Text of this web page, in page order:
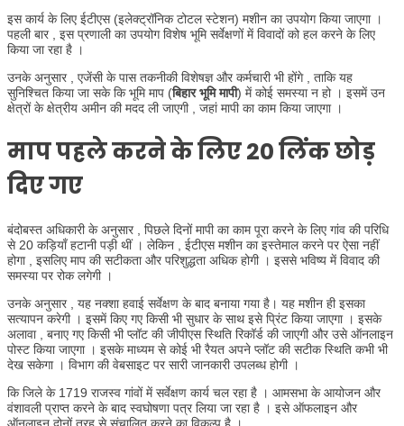
इस कार्य के लिए ईटीएस (इलेक्ट्रॉनिक टोटल स्टेशन) मशीन का उपयोग किया जाएगा ।
पहली बार , इस प्रणाली का उपयोग विशेष भूमि सर्वेक्षणों में विवादों को हल करने के लिए
किया जा रहा है ।
उनके अनुसार , एजेंसी के पास तकनीकी विशेषज्ञ और कर्मचारी भी होंगे , ताकि यह
सुनिश्चित किया जा सके कि भूमि माप (बिहार भूमि मापी) में कोई समस्या न हो । इसमें उन
क्षेत्रों के क्षेत्रीय अमीन की मदद ली जाएगी , जहां मापी का काम किया जाएगा ।
माप पहले करने के लिए 20 लिंक छोड़
दिए गए
बंदोबस्त अधिकारी के अनुसार , पिछले दिनों मापी का काम पूरा करने के लिए गांव की परिधि
से 20 कड़ियाँ हटानी पड़ी थीं । लेकिन , ईटीएस मशीन का इस्तेमाल करने पर ऐसा नहीं
होगा , इसलिए माप की सटीकता और परिशुद्धता अधिक होगी । इससे भविष्य में विवाद की
समस्या पर रोक लगेगी ।​
उनके अनुसार , यह नक्शा हवाई सर्वेक्षण के बाद बनाया गया है। यह मशीन ही इसका
सत्यापन करेगी । इसमें किए गए किसी भी सुधार के साथ इसे प्रिंट किया जाएगा । इसके
अलावा , बनाए गए किसी भी प्लॉट की जीपीएस स्थिति रिकॉर्ड की जाएगी और उसे ऑनलाइन
पोस्ट किया जाएगा । इसके माध्यम से कोई भी रैयत अपने प्लॉट की सटीक स्थिति कभी भी
देख सकेगा । विभाग की वेबसाइट पर सारी जानकारी उपलब्ध होगी ।
कि जिले के 1719 राजस्व गांवों में सर्वेक्षण कार्य चल रहा है । आमसभा के आयोजन और
वंशावली प्राप्त करने के बाद स्वघोषणा पत्र लिया जा रहा है । इसे ऑफलाइन और
ऑनलाइन दोनों तरह से संचालित करने का विकल्प है ।